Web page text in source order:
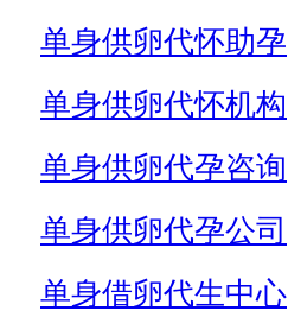
单身供卵代怀助孕
单身供卵代怀机构
单身供卵代孕咨询
单身供卵代孕公司
单身借卵代生中心